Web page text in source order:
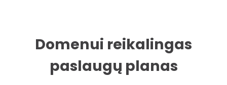
Domenui reikalingas
paslaugų planas